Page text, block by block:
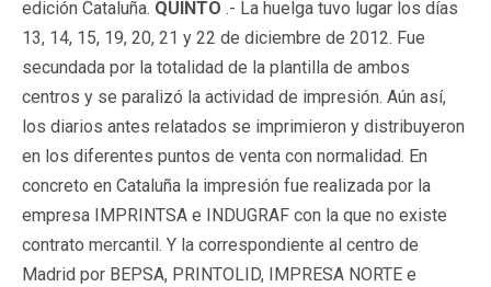
edición Cataluña. QUINTO .- La huelga tuvo lugar los días
13, 14, 15, 19, 20, 21 y 22 de diciembre de 2012. Fue
secundada por la totalidad de la plantilla de ambos
centros y se paralizó la actividad de impresión. Aún así,
los diarios antes relatados se imprimieron y distribuyeron
en los diferentes puntos de venta con normalidad. En
concreto en Cataluña la impresión fue realizada por la
empresa IMPRINTSA e INDUGRAF con la que no existe
contrato mercantil. Y la correspondiente al centro de
Madrid por BEPSA, PRINTOLID, IMPRESA NORTE e